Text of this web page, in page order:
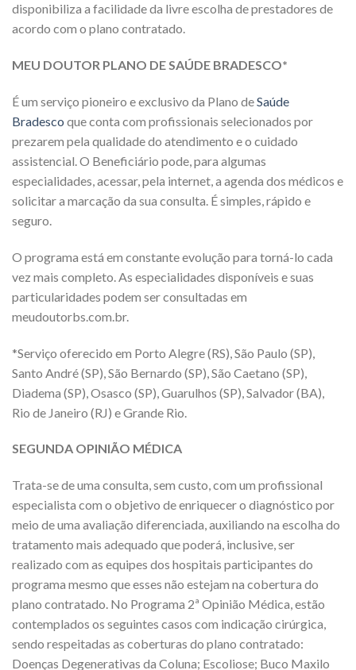
disponibiliza a facilidade da livre escolha de prestadores de
acordo com o plano contratado.
MEU DOUTOR PLANO DE SAÚDE BRADESCO*
É um serviço pioneiro e exclusivo da Plano deSaúde
Bradesco que conta com profissionais selecionados por
prezarem pela qualidade do atendimento e o cuidado
assistencial. O Beneficiário pode, para algumas
especialidades, acessar, pela internet, a agenda dos médicos e
solicitar a marcação da sua consulta. É simples, rápido e
seguro.
O programa está em constante evolução para torná-lo cada
vez mais completo. As especialidades disponíveis e suas
particularidades podem ser consultadas em
meudoutorbs.com.br.
*Serviço oferecido em Porto Alegre (RS), São Paulo (SP),
Santo André (SP), São Bernardo (SP), São Caetano (SP),
Diadema (SP), Osasco (SP), Guarulhos (SP), Salvador (BA),
Rio de Janeiro (RJ) e Grande Rio.
SEGUNDA OPINIÃO MÉDICA
Trata-se de uma consulta, sem custo, com um profissional
especialista com o objetivo de enriquecer o diagnóstico por
meio de uma avaliação diferenciada, auxiliando na escolha do
tratamento mais adequado que poderá, inclusive, ser
realizado com as equipes dos hospitais participantes do
programa mesmo que esses não estejam na cobertura do
plano contratado. No Programa 2ª Opinião Médica, estão
contemplados os seguintes casos com indicação cirúrgica,
sendo respeitadas as coberturas do plano contratado:
Doenças Degenerativas da Coluna; Escoliose; Buco Maxilo